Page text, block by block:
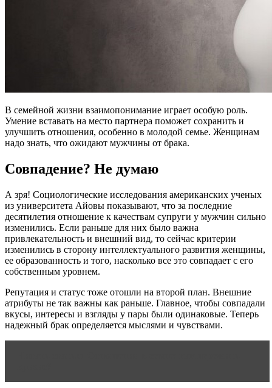
В семейной жизни взаимопонимание играет особую роль.
Умение вставать на место партнера поможет сохранить и
улучшить отношения, особенно в молодой семье. Женщинам
надо знать, что ожидают мужчины от брака.
Совпадение? Не думаю
А зря! Социологические исследования американских ученых
из университета Айовы показывают, что за последние
десятилетия отношение к качествам супруги у мужчин сильно
изменились. Если раньше для них было важна
привлекательность и внешний вид, то сейчас критерии
изменились в сторону интеллектуального развития женщины,
ее образованность и того, насколько все это совпадает с его
собственным уровнем.
Репутация и статус тоже отошли на второй план. Внешние
атрибуты не так важны как раньше. Главное, чтобы совпадали
вкусы, интересы и взгляды у пары были одинаковые. Теперь
надежный брак определяется мыслями и чувствами.